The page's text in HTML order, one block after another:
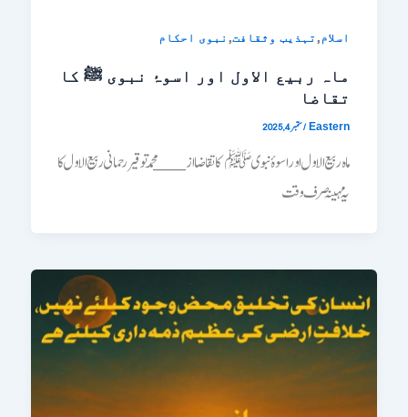
اسلام , تہذیب وثقافت, نبوی احکام
ماہ ربیع الاول اور اسوۂ نبوی ﷺ کا
تقاضا
Eastern
/ستمبر 4, 2025
ماہ ربیع الاول اور اسوۂ نبوی ﷺ کا تقاضا از____ محمد توقیر رحمانی ربیع الاول کا
یہ مہینہ صرف وقت